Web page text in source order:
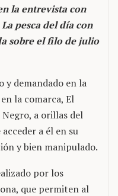
la entrevista con
pesca del día con
sobre el filo de julio
y demandado en la
la comarca, El
a orillas del
a él en su
y bien manipulado.
por los
que permiten al